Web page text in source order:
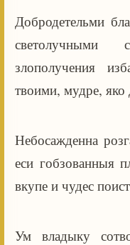
Добродетельми
светолучными
злополучения
твоими, мудре, яко
Небосажденна
еси гобзованныя
вкупе и чудес
Ум владыку